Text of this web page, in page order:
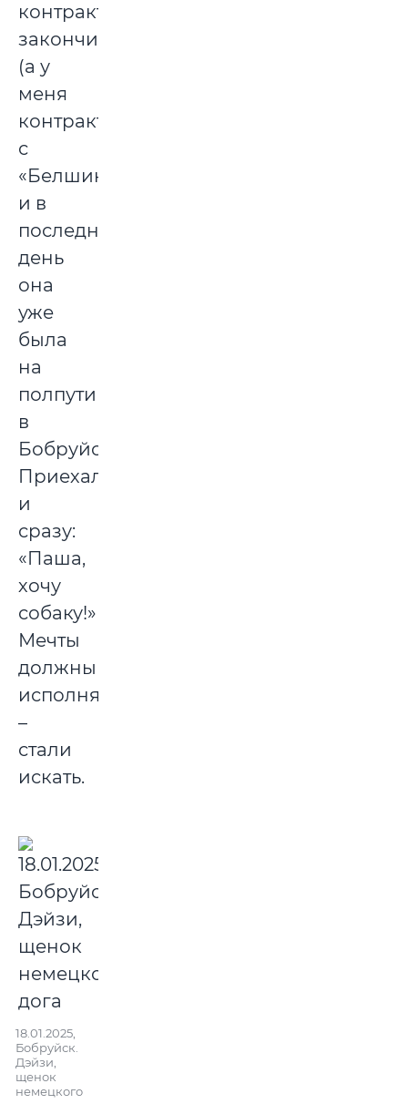
контракт
закончился
(а у
меня
контракт
с
«Белшиной»),
и в
последний
день
она
уже
была
на
полпути
в
Бобруйск.
Приехала
и
сразу:
«Паша,
хочу
собаку!»
Мечты
должны
исполняться
–
стали
искать.
18.01.2025,
Бобруйск.
Дэйзи,
щенок
немецкого